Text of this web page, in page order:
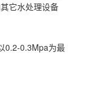
它水处理设备
0.2-0.3Mpa为最